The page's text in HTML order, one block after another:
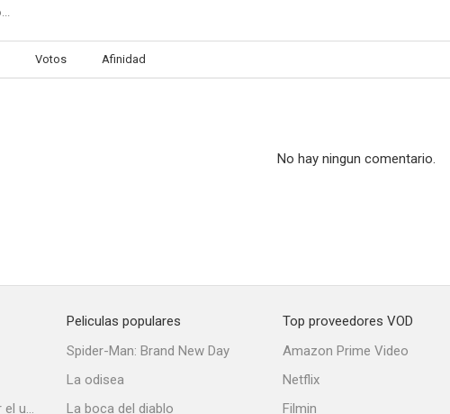
Votos Afinidad
No hay ningun comentario.
Stuart no consigue salvar el universo
Peliculas populares
Spider-Man: Brand New Day
La odisea
La boca del diablo
Top proveedores VOD
Amazon Prime Video
Netflix
Filmin